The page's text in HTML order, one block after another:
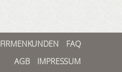
FIRMENKUNDEN
FAQ
AGB
IMPRESSUM